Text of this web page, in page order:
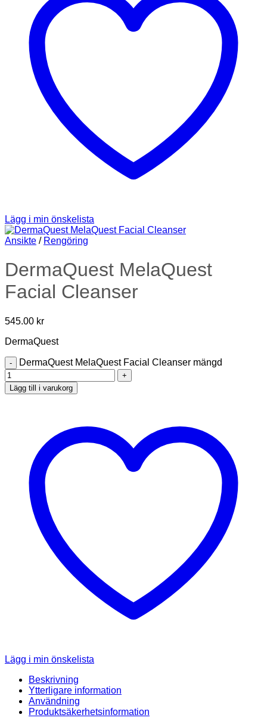
Lägg i min önskelista
Ansikte / Rengöring
DermaQuest MelaQuest
Facial Cleanser
545.00 kr
DermaQuest
DermaQuest MelaQuest Facial Cleanser mängd
Lägg till i varukorg
Lägg i min önskelista
Beskrivning
Ytterligare information
Användning
Produktsäkerhetsinformation